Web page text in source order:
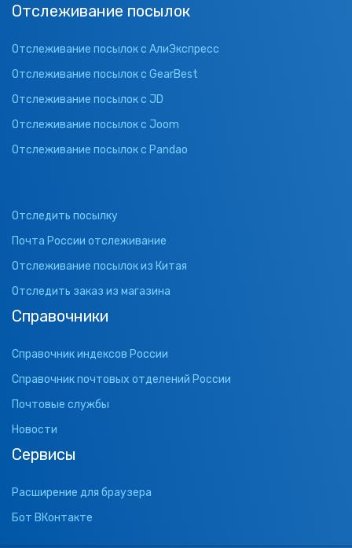
Отслеживание посылок
Отслеживание посылок с АлиЭкспресс
Отслеживание посылок с GearBest
Отслеживание посылок с JD
Отслеживание посылок с Joom
Отслеживание посылок с Pandao
Отследить посылку
Почта России отслеживание
Отслеживание посылок из Китая
Отследить заказ из магазина
Справочники
Справочник индексов России
Справочник почтовых отделений России
Почтовые службы
Новости
Сервисы
Расширение для браузера
Бот ВКонтакте